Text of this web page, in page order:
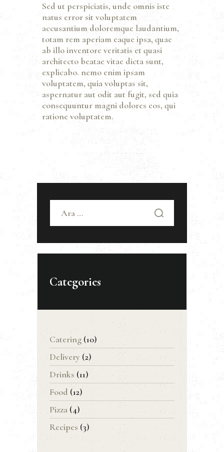
Sed ut perspiciatis, unde omnis iste
natus error sit voluptatem
accusantium doloremque laudantium,
totam rem aperiam eaque ipsa, quae
ab illo inventore veritatis et quasi
architecto beatae vitae dicta sunt,
explicabo. nemo enim ipsam
voluptatem, quia voluptas sit,
aspernatur aut odit aut fugit, sed quia
consequuntur magni dolores eos, qui
ratione voluptatem.
Categories
Catering (10)
Delivery (2)
Drinks (11)
Food (12)
Pizza (4)
Recipes (3)